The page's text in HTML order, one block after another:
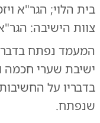
בית הלוי; הגר"א
צוות הישיבה:
המעמד נפתח
ישיבת שערי
בדבריו על
שנפתח.